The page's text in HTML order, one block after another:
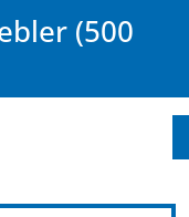
(500